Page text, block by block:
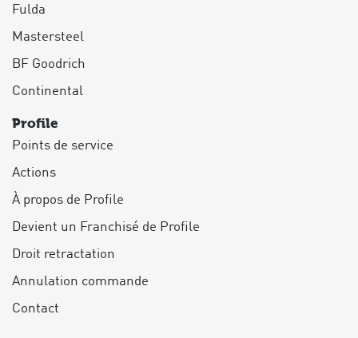
Fulda
Mastersteel
BF Goodrich
Continental
Profile
Points de service
Actions
À propos de Profile
Devient un Franchisé de Profile
Droit retractation
Annulation commande
Contact